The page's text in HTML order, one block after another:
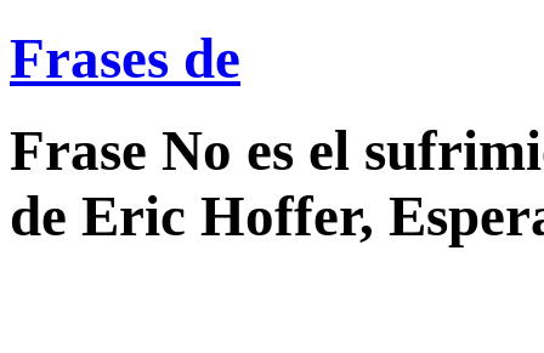
Frases de
Frase No es el
de Eric Hoffer,